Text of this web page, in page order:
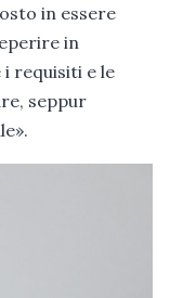
in essere
in
requisiti e le
seppur